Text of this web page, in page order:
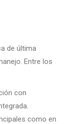
de última
Entre los
con
como en